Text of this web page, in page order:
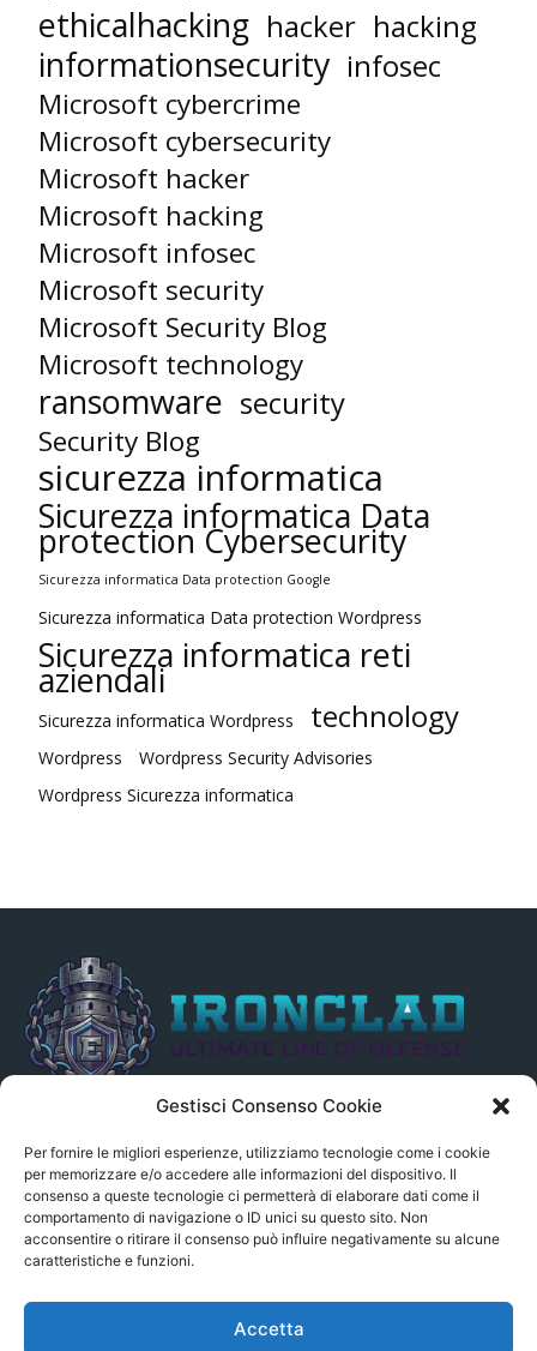
Gestisci Consenso Cookie
Per fornire le migliori esperienze, utilizziamo tecnologie come i cookie
per memorizzare e/o accedere alle informazioni del dispositivo. Il
consenso a queste tecnologie ci permetterà di elaborare dati come il
comportamento di navigazione o ID unici su questo sito. Non
acconsentire o ritirare il consenso può influire negativamente su alcune
caratteristiche e funzioni.
Accetta
ethicalhacking hacker hacking
informationsecurity infosec
Microsoft cybercrime
Microsoft cybersecurity
Microsoft hacker
Microsoft hacking
Microsoft infosec
Microsoft security
Microsoft Security Blog
Microsoft technology
ransomware security
Security Blog
sicurezza informatica
Sicurezza informatica Data
protection Cybersecurity
Sicurezza informatica Data protection Google
Sicurezza informatica Data protection Wordpress
Sicurezza informatica reti
aziendali
Sicurezza informatica Wordpress technology
Wordpress
Wordpress Security Advisories
Wordpress Sicurezza informatica
indirettamente, alle Fonti delle notizie segnalate né può essere
ritenuto responsabile ad alcun titolo dei loro contenuti. Si precisa
altresì che le notizie segnalate dall’aggregatore NON sono da
intendersi in alcun modo di proprietà del sito GenSys.it, ad
eccezione degli articoli e dei documenti pubblicati nel blog.